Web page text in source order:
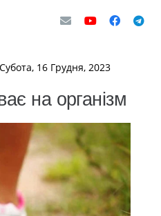
16 Грудня, 2023
на організм